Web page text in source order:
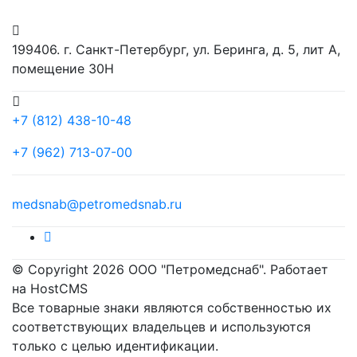
199406. г. Санкт-Петербург, ул. Беринга, д. 5, лит А,
помещение 30Н
+7 (812) 438-10-48
+7 (962) 713-07-00
medsnab@petromedsnab.ru
© Copyright 2026 ООО "Петромедснаб". Работает
на HostCMS
Все товарные знаки являются собственностью их
соответствующих владельцев и используются
только с целью идентификации.